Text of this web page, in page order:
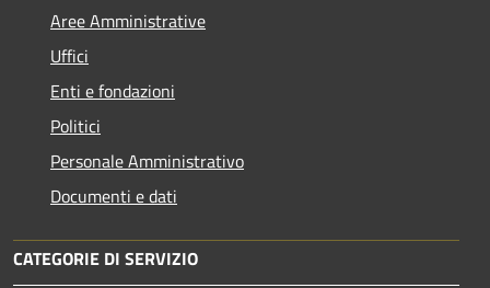
Aree Amministrative
Uffici
Enti e fondazioni
Politici
Personale Amministrativo
Documenti e dati
CATEGORIE DI SERVIZIO